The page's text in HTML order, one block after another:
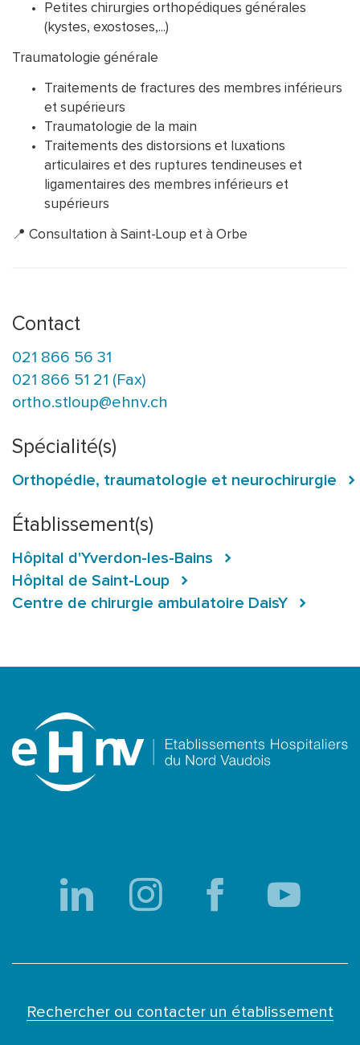
Petites chirurgies orthopédiques générales
(kystes, exostoses,...)
Traumatologie générale
Traitements de fractures des membres inférieurs
et supérieurs
Traumatologie de la main
Traitements des distorsions et luxations
articulaires et des ruptures tendineuses et
ligamentaires des membres inférieurs et
supérieurs
📍 Consultation à Saint-Loup et à Orbe
Contact
021 866 56 31
021 866 51 21 (Fax)
ortho.stloup@ehnv.ch
Spécialité(s)
Orthopédie, traumatologie et neurochirurgie
Établissement(s)
Hôpital d'Yverdon-les-Bains
Hôpital de Saint-Loup
Centre de chirurgie ambulatoire DaisY
Rechercher ou contacter un établissement